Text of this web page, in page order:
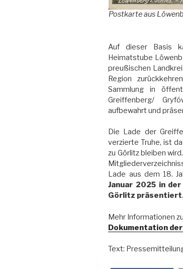
Postkarte aus
Auf dieser Basis
Heimatstube
preußischen
Region
Sammlung in
Greiffenberg/
aufbewahrt und
Die Lade der
verzierte Truhe, ist
zu Görlitz bleiben
Lade aus dem 18.
Januar 2025 in
Görlitz präsentiert.
Mehr Informationen
Dokumentation
Text: